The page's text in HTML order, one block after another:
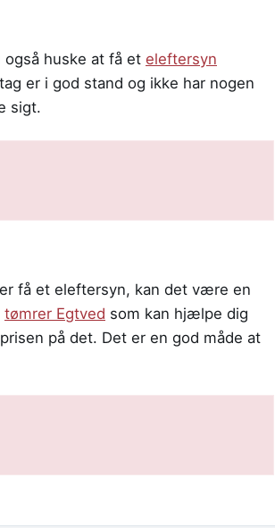
huske at få et eleftersyn
er i god stand og ikke har nogen
sigt.
få et eleftersyn, kan det være en
tømrer Egtved som kan hjælpe dig
på det. Det er en god måde at